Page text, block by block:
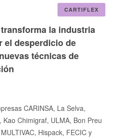
CARTIFLEX
la industria
el desperdicio de
técnicas de
CARINSA, La Selva,
Chimigraf, ULMA, Bon Preu
Hispack, FECIC y